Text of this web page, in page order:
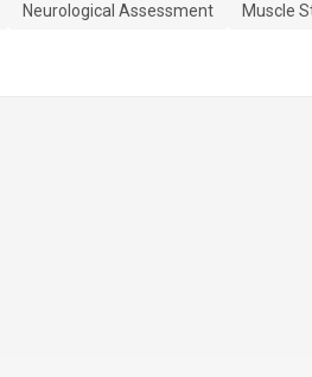
Neurological Assessment
Muscle